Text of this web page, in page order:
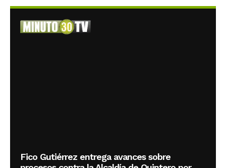
Fico Gutiérrez entrega avances sobre